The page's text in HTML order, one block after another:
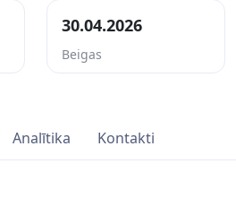
30.04.2026
Beigas
Analītika Kontakti